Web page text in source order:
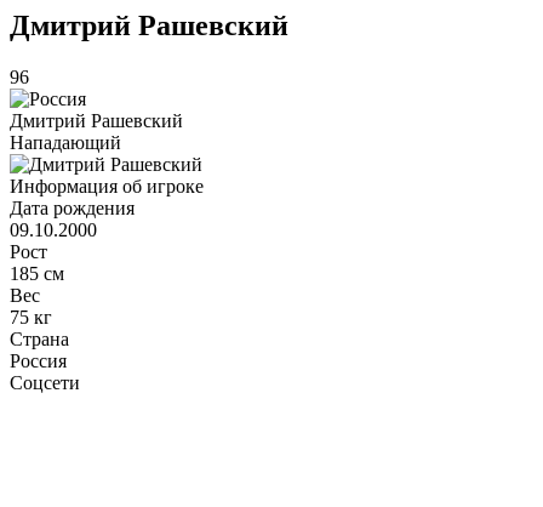
Дмитрий Рашевский
96
Дмитрий Рашевский
Нападающий
Информация об игроке
Дата рождения
09.10.2000
Рост
185 см
Вес
75 кг
Страна
Россия
Соцсети